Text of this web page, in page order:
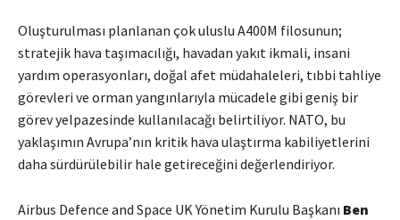
Oluşturulması planlanan çok uluslu A400M filosunun;
stratejik hava taşımacılığı, havadan yakıt ikmali, insani
yardım operasyonları, doğal afet müdahaleleri, tıbbi tahliye
görevleri ve orman yangınlarıyla mücadele gibi geniş bir
görev yelpazesinde kullanılacağı belirtiliyor. NATO, bu
yaklaşımın Avrupa’nın kritik hava ulaştırma kabiliyetlerini
daha sürdürülebilir hale getireceğini değerlendiriyor.
Airbus Defence and Space UK Yönetim Kurulu Başkanı Ben